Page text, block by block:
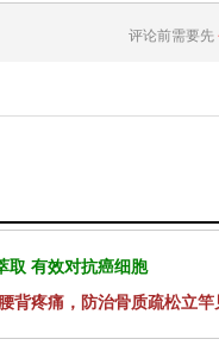
评论前需要先
取 有效对抗癌细胞
背疼痛，防治骨质疏松立竿